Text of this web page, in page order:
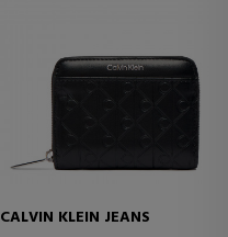
CALVIN KLEIN JEANS